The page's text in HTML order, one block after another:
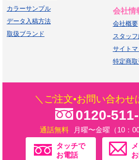
カラーサンプル
データ入稿方法
取扱ブランド
会社情
会社概要
スタッ
サイト
特定商
＼ご注文•お問い合わせ
0120-
通話無料
月曜〜金曜（10：
タッチで
お電話